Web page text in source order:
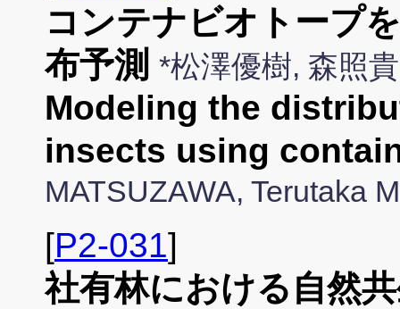
コンテナビオトープ
布予測 *松澤優樹, 森照
Modeling the
insects using
MATSUZAWA, Terutaka
[P2-031]
社有林における自然